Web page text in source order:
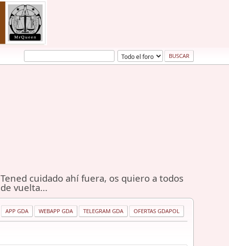
Tened cuidado ahí fuera, os quiero a todos
de vuelta...
APP GDA WEBAPP GDA TELEGRAM GDA OFERTAS GDAPOL